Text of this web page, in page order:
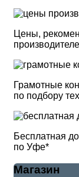
Цены,
Грамотные
по подбору
Бесплатная
по Уфе*
Магазин